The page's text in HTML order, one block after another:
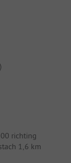
richting
1,6 km